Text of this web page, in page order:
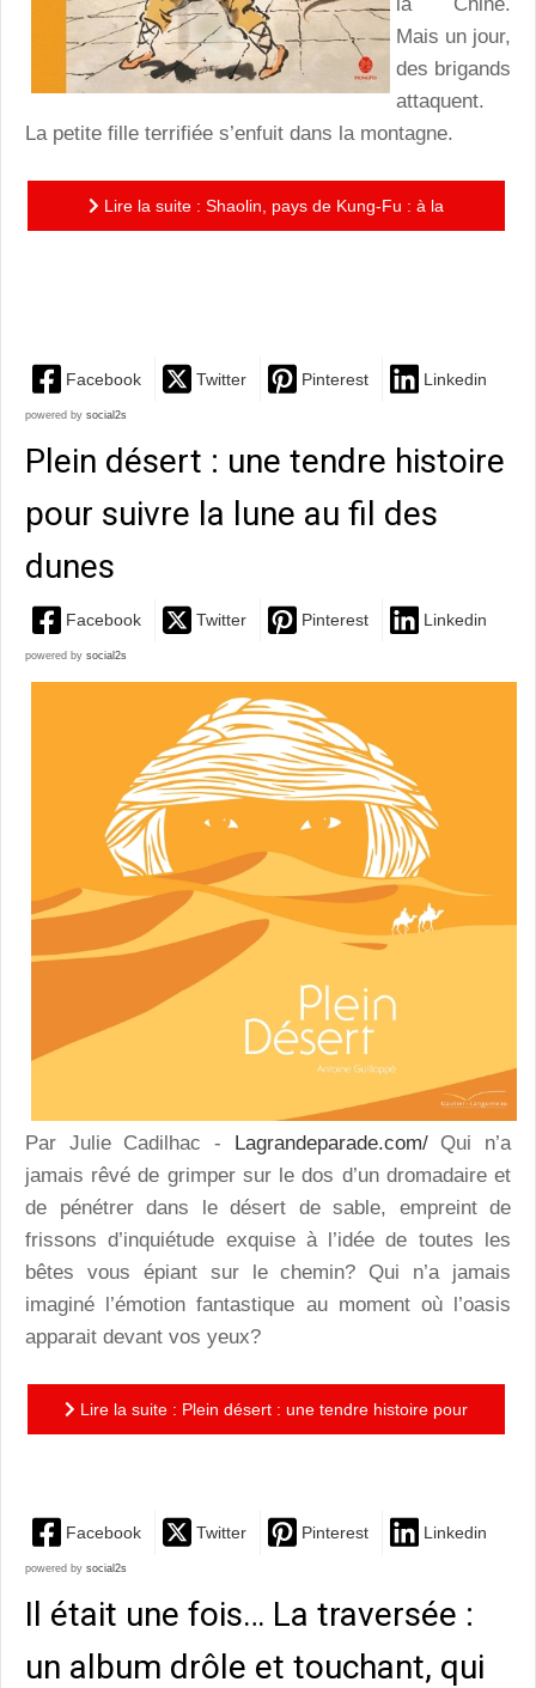
Mais un jour,
des brigands
attaquent.
La petite fille terrifiée s’enfuit dans la montagne.
Lire la suite : Shaolin, pays de Kung-Fu : à la
Facebook Twitter Pinterest Linkedin
powered by social2s
Plein désert : une tendre histoire
pour suivre la lune au fil des
dunes
Facebook Twitter Pinterest Linkedin
powered by social2s
Par Julie Cadilhac - Lagrandeparade.com/Qui n’a
jamais rêvé de grimper sur le dos d’un dromadaire et
de pénétrer dans le désert de sable, empreint de
frissons d’inquiétude exquise à l’idée de toutes les
bêtes vous épiant sur le chemin? Qui n’a jamais
imaginé l’émotion fantastique au moment où l’oasis
apparait devant vos yeux?
Lire la suite : Plein désert : une tendre histoire pour
Facebook Twitter Pinterest Linkedin
powered by social2s
Il était une fois… La traversée :
un album drôle et touchant, qui